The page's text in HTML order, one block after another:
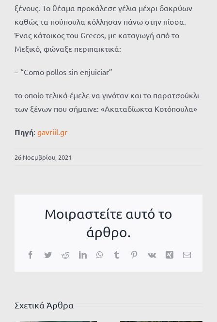
ξένους. Το θέαμα προκάλεσε γέλια μέχρι δακρύων
καθώς τα πούπουλα κόλλησαν πάνω στην πίσσα.
Ένας κάτοικος του Grecos, με καταγωγή από το
Μεξικό, φώναξε περιπαικτικά:
– “Como pollos sin enjuiciar”
το οποίο τελικά έμελε να γινόταν και το παρατσούκλι
των ξένων που σήμαινε: «Ακαταδίωκτα Κοτόπουλα»
Πηγή: gavriil.gr
26 Νοεμβρίου, 2021
Μοιραστείτε αυτό το
άρθρο.
Facebook
TwitterRedditLinkedInWhatsApp
TumblrPinterest
Vk Xing Email
Σχετικά Άρθρα